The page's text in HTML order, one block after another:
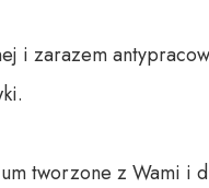
i zarazem
tworzone z Wami i